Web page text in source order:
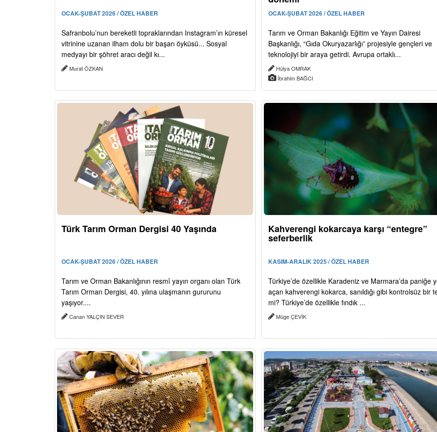
OCAK-ŞUBAT 2026 / ÖZEL HABER
Safranbolu’nun bereketli topraklarından Instagram’ın küresel
vitrinine uzanan ilham dolu bir başarı öyküsü... Sosyal
medyayı bir şöhret aracı değil kı...
Murat ÖZKAN
OCAK-ŞUBAT 2026 / ÖZEL HABER
Tarım ve Orman Bakanlığı Eğitim ve Yayın Dairesi
Başkanlığı, “Gıda Okuryazarlığı” projesiyle gençleri ve
teknolojiyi bir araya getirdi. Avrupa ortaklı...
Hülya OMRAK
İbrahim BAĞCI
Türk Tarım Orman Dergisi 40 Yaşında
OCAK-ŞUBAT 2026 / ÖZEL HABER
Tarım ve Orman Bakanlığının resmî yayın organı olan Türk
Tarım Orman Dergisi, 40. yılına ulaşmanın gururunu
yaşıyor....
Canan YALÇIN SEVER
Kahverengi kokarcaya karşı “entegre”
seferberlik
KASIM-ARALIK 2025 / ÖZEL HABER
Türkiye’de özellikle Karadeniz ve Marmara’da paniğe
açan kahverengi kokarca, sanıldığı gibi kontrolsüz bir
mi? Türkiye’de özellikle fındık ...
Müge ÇEVİK